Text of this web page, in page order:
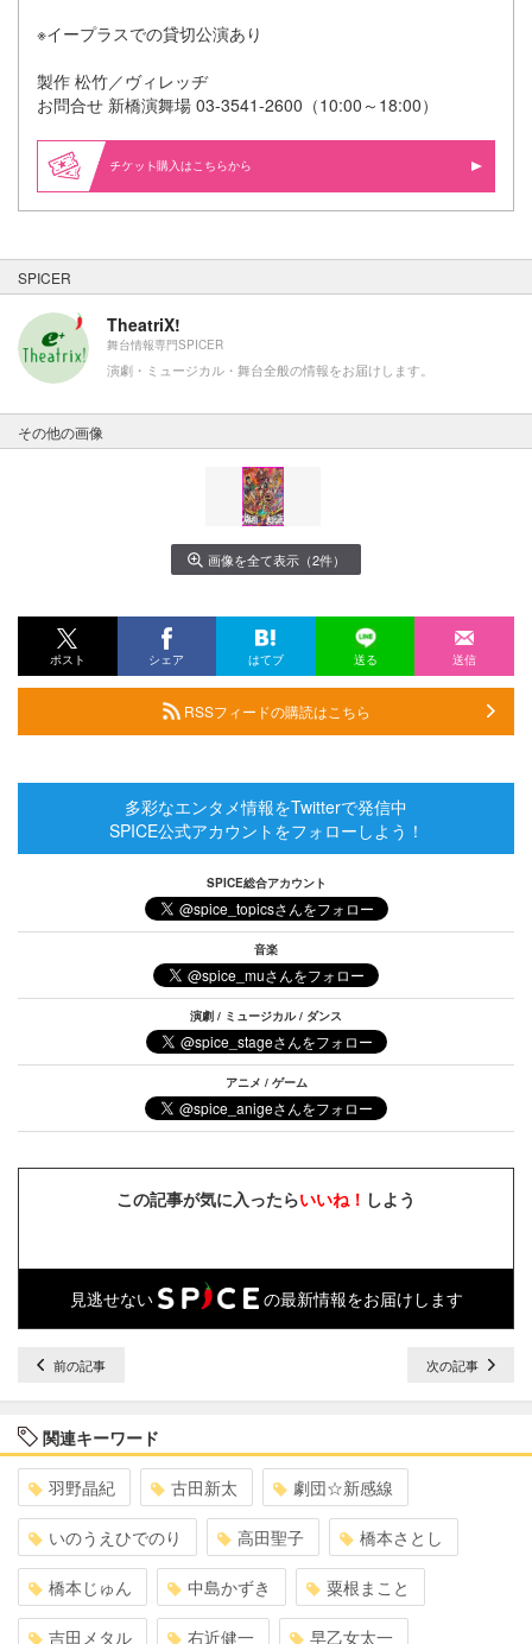
※イープラスでの貸切公演あり
製作 松竹／ヴィレッヂ
お問合せ 新橋演舞場 03-3541-2600（10:00～18:00）
購入はこちらから
SPICER
TheatriX!
舞台情報専門SPICER
演劇・ミュージカル・舞台全般の情報をお届けします。
その他の画像
画像を全て表示（2件）
ポスト シェア はてブ 送る 送信
RSSフィードの購読はこちら
多彩なエンタメ情報をTwitterで発信中
SPICE公式アカウントをフォローしよう！
SPICE総合アカウント
音楽
演劇 / ミュージカル / ダンス
アニメ / ゲーム
この記事が気に入ったらいいね！ しよう
見逃せない の最新情報をお届けします
前の記事 次の記事
関連キーワード
羽野晶紀 古田新太 劇団☆新感線
いのうえひでのり 高田聖子 橋本さとし
橋本じゅん 中島かずき 粟根まこと
吉田メタル 右近健一 早乙女太一